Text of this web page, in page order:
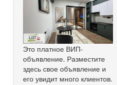
Это платное ВИП-
объявление. Разместите
здесь свое объявление и
его увидит много клиентов.